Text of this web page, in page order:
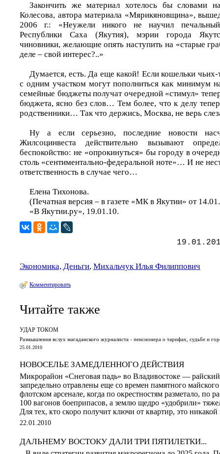
Закончить же материал хотелось бы словами
Колесова, автора материала «Мярикяновщина»,
2006 г.: «Неужели никого не научил печальный
Республики Саха (Якутия), мэрии города
чиновники, желающие опять наступить на «старые
деле – свой интерес?..»
Думается, есть. Да еще какой! Если кошельки чьих-
с одним участком могут пополниться как минимум
семейные бюджеты получат очередной «стимул»
бюджета, ясно без слов… Тем более, что к делу
родственники… Так что держись, Москва, не верь
Ну а если серьезно, последние новости
Жилсоцинвеста действительно вызывают
беспокойство: не «опрокинуться» бы городу в
столь «сентиментально-федеральной ноте»… И не
ответственность в случае чего…
Елена Тихонова.
(Печатная версия – в газете «МК в Якутии» от
«В Якутии.ру», 19.01.10.
Экономика, Деньги, Михальчук Илья Филиппович
Комментировать
Читайте также
УДАР ТОКОМ
Размышления вслух магаданского журналиста - пенсионера о тарифах, судьбе и
25.01.2010
НОВОСЕЛЬЕ ЗАМЕДЛЕННОГО ДЕЙСТВИЯ
Микрорайон «Снеговая падь» во Владивостоке —
запредельно отравлены еще со времен памятного
флотском арсенале, когда по окрестностям разметало, по
100 вагонов боеприпасов, а землю щедро «удобрили»
Для тех, кто скоро получит ключи от квартир, это никакой
22.01.2010
ДАЛЬНЕМУ ВОСТОКУ ДАЛИ ТРИ ПЯТИЛЕТКИ...